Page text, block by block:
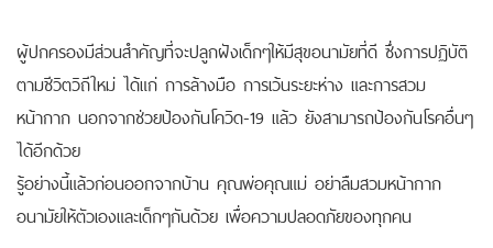
ผู้ปกครองมีส่วนสำคัญที่จะปลูกฝังเด็กๆให้มีสุขอนามัยที่ดี ซึ่งการปฏิบัติ
ตามชีวิตวิถีใหม่ ได้แก่ การล้างมือ การเว้นระยะห่าง และการสวม
หน้ากาก นอกจากช่วยป้องกันโควิด-19 แล้ว ยังสามารถป้องกันโรคอื่นๆ
ได้อีกด้วย
รู้อย่างนี้แล้วก่อนออกจากบ้าน คุณพ่อคุณแม่ อย่าลืมสวมหน้ากาก
อนามัยให้ตัวเองและเด็กๆกันด้วย เพื่อความปลอดภัยของทุกคน